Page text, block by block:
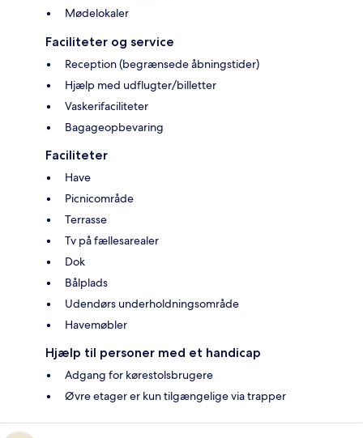
Mødelokaler
Faciliteter og service
Reception (begrænsede åbningstider)
Hjælp med udflugter/billetter
Vaskerifaciliteter
Bagageopbevaring
Faciliteter
Have
Picnicområde
Terrasse
Tv på fællesarealer
Dok
Bålplads
Udendørs underholdningsområde
Havemøbler
Hjælp til personer med et handicap
Adgang for kørestolsbrugere
Øvre etager er kun tilgængelige via trapper